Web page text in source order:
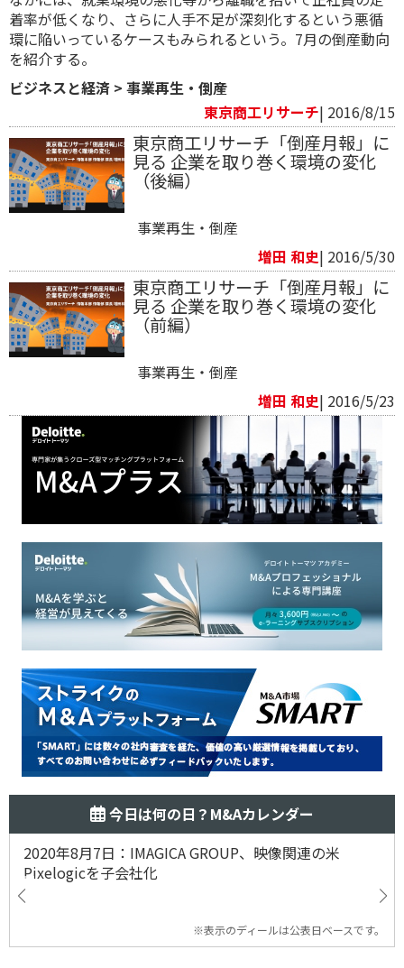
着率が低くなり、さらに人手不足が深刻化するという悪循
環に陥いっているケースもみられるという。7月の倒産動向
を紹介する。
ビジネスと経済 > 事業再生・倒産
東京商工リサーチ| 2016/8/15
東京商工リサーチ「倒産月報」に
見る 企業を取り巻く環境の変化
（後編）
事業再生・倒産
増田 和史| 2016/5/30
東京商工リサーチ「倒産月報」に
見る 企業を取り巻く環境の変化
（前編）
事業再生・倒産
増田 和史| 2016/5/23
今日は何の日？M&Aカレンダー
2020年8月7日：IMAGICA GROUP、映像関連の米
Pixelogicを子会社化
※表示のディールは公表日ベースです。